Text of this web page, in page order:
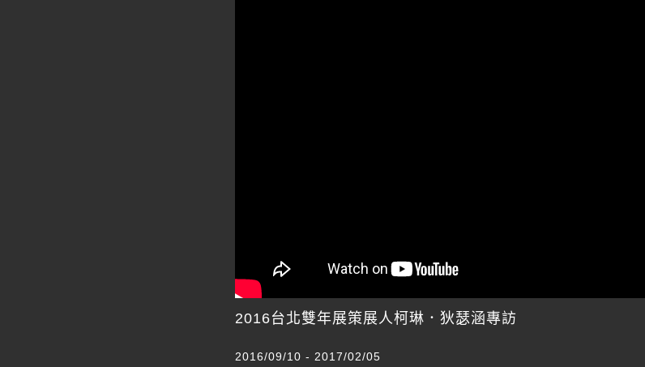
2016台北雙年展策展人柯琳．狄瑟涵專訪
2016/09/10 - 2017/02/05